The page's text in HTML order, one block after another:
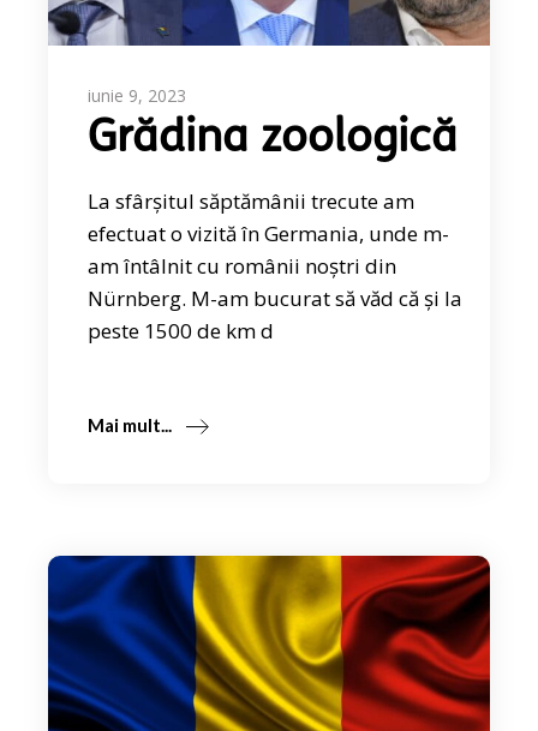
iunie 9, 2023
Grădina zoologică
La sfârșitul săptămânii trecute am
efectuat o vizită în Germania, unde m-
am întâlnit cu românii noștri din
Nürnberg. M-am bucurat să văd că și la
peste 1500 de km d
Mai mult...